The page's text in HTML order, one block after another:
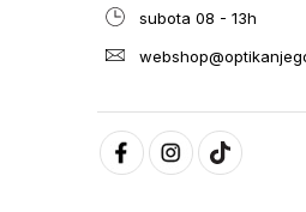
subota 08 - 13h